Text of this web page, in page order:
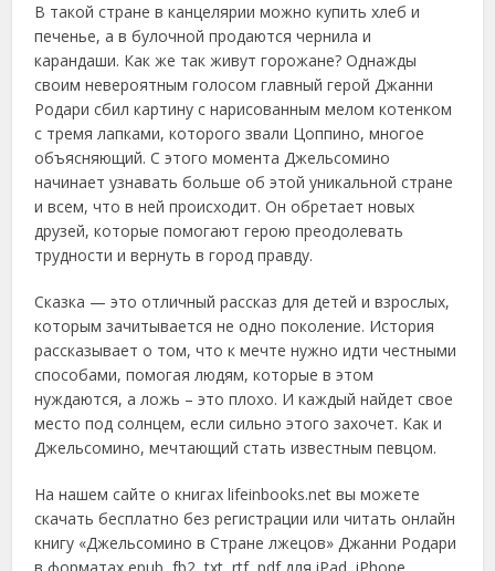
В такой стране в канцелярии можно купить хлеб и
печенье, а в булочной продаются чернила и
карандаши. Как же так живут горожане? Однажды
своим невероятным голосом главный герой Джанни
Родари сбил картину с нарисованным мелом котенком
с тремя лапками, которого звали Цоппино, многое
объясняющий. С этого момента Джельсомино
начинает узнавать больше об этой уникальной стране
и всем, что в ней происходит. Он обретает новых
друзей, которые помогают герою преодолевать
трудности и вернуть в город правду.
Сказка — это отличный рассказ для детей и взрослых,
которым зачитывается не одно поколение. История
рассказывает о том, что к мечте нужно идти честными
способами, помогая людям, которые в этом
нуждаются, а ложь – это плохо. И каждый найдет свое
место под солнцем, если сильно этого захочет. Как и
Джельсомино, мечтающий стать известным певцом.
На нашем сайте о книгах lifeinbooks.net вы можете
скачать бесплатно без регистрации или читать онлайн
книгу «Джельсомино в Стране лжецов» Джанни Родари